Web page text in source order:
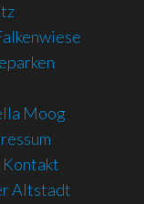
Moog
Kontakt
Altstadt